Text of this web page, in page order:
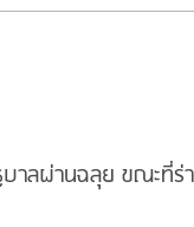
าลผ่านฉลุย ขณะที่